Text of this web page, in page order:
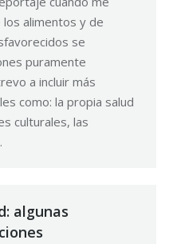
los alimentos y de
se
puramente
a incluir más
como: la propia salud
culturales, las
algunas